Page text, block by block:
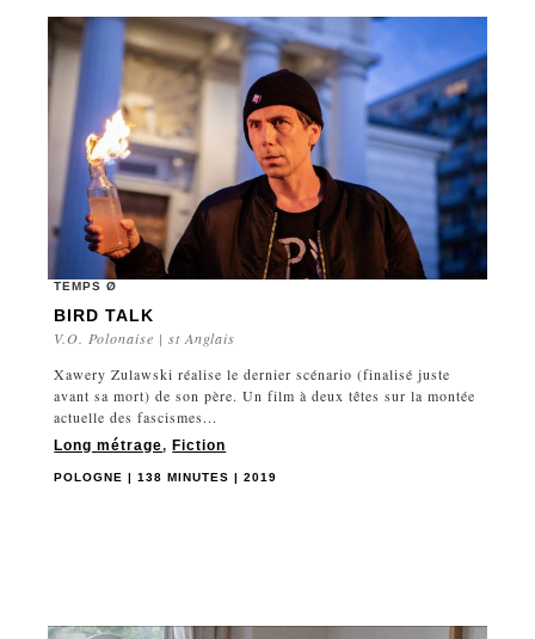
TEMPS Ø
BIRD TALK
V.O. Polonaise | st Anglais
Xawery Zulawski réalise le dernier scénario (finalisé juste
avant sa mort) de son père. Un film à deux têtes sur la montée
actuelle des fascismes...
Long métrage,Fiction
POLOGNE | 138 MINUTES | 2019